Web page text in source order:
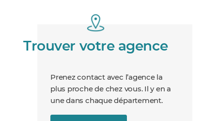
Trouver votre agence
Prenez contact avec l’agence la
plus proche de chez vous. Il y en a
une dans chaque département.